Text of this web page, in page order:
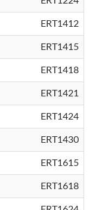
ERT1412
ERT1415
ERT1418
ERT1421
ERT1424
ERT1430
ERT1615
ERT1618